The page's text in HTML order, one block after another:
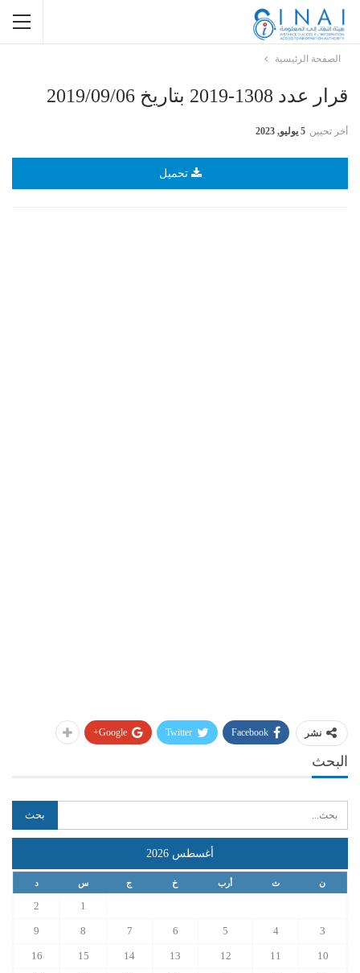
الصفحة الرئيسية
قرار عدد 1308-2019 بتاريخ 2019/09/06
أخر تحيين 5 يوليو, 2023
تحميل
نشر Facebook
Twitter
Google+
البحث
أغسطس 2026
ن ث أرب خ ج س د
1
2
3
4
5
6
7
8
9
10
11
12
13
14
15
16